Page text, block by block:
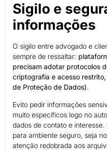
Sigilo e
informações
O sigilo entre advogado e
sempre de ressaltar:
precisam adotar protocolos
criptografia e acesso restrito,
de Proteção de Dados).
Evito pedir informações
muito específicos logo no
dados de contato e
para ambiente seguro, seja
atenção redobrada aos